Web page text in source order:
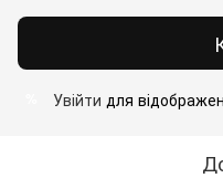
Увійти для